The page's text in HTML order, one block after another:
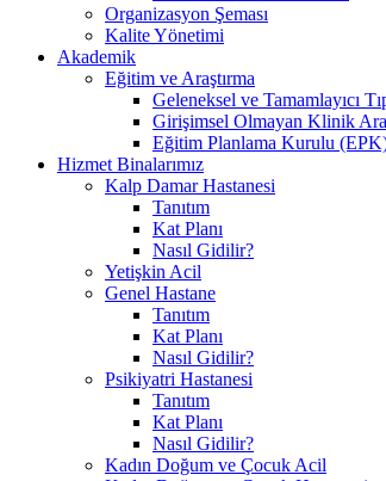
Organizasyon Şeması
Kalite Yönetimi
Akademik
Eğitim ve Araştırma
Geleneksel ve Tamamlayıcı
Girişimsel Olmayan Klinik
Eğitim Planlama Kurulu
Hizmet Binalarımız
Kalp Damar Hastanesi
Tanıtım
Kat Planı
Nasıl Gidilir?
Yetişkin Acil
Genel Hastane
Tanıtım
Kat Planı
Nasıl Gidilir?
Psikiyatri Hastanesi
Tanıtım
Kat Planı
Nasıl Gidilir?
Kadın Doğum ve Çocuk Acil